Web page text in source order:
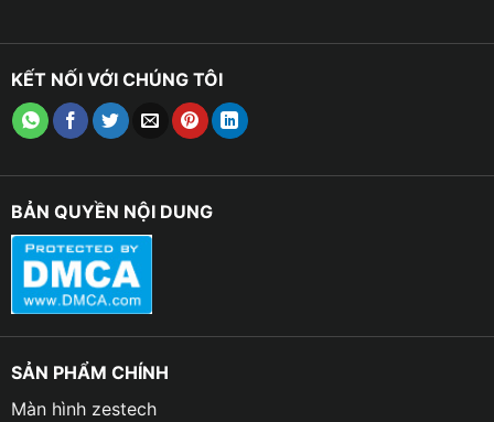
KẾT NỐI VỚI CHÚNG TÔI
BẢN QUYỀN NỘI DUNG
SẢN PHẨM CHÍNH
Màn hình zestech